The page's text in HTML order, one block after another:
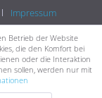
Impressum
Betrieb der Website
die den Komfort bei
oder die Interaktion
sollen, werden nur mit